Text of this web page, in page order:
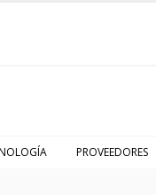
PROVEEDORES